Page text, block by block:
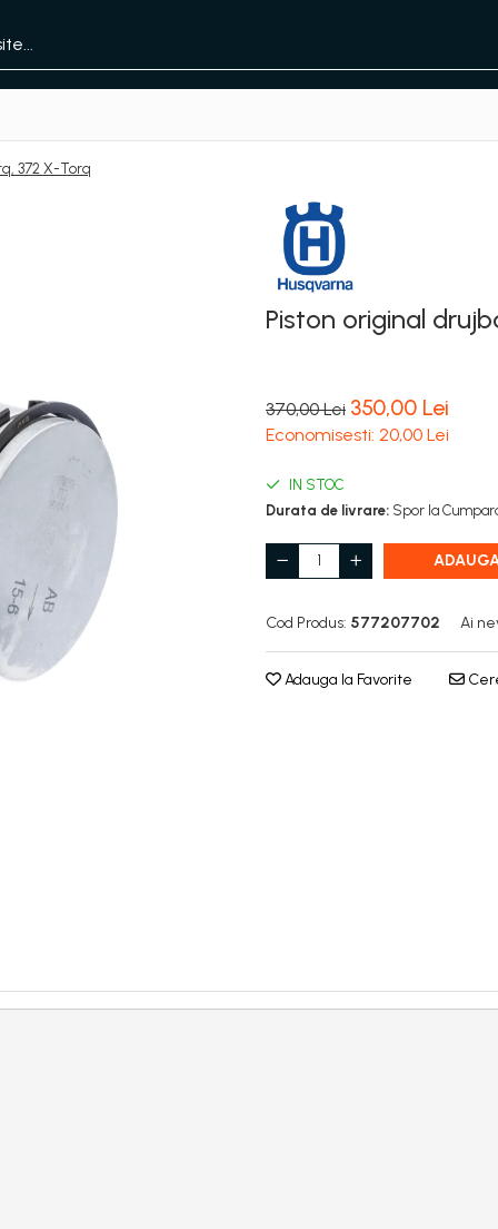
372 X-Torq
Piston original
370,00 Lei 350,00 Lei
Economisesti: 20,00 Lei
IN STOC
Durata de livrare: Spor la
Cod Produs: 577207702 Ai
Adauga la Favorite